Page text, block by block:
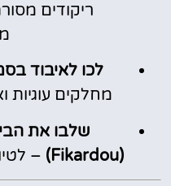
ריקודים
לכו לאיבוד
מחלקים עוגיות
שלבו את
(Fikardou)
–